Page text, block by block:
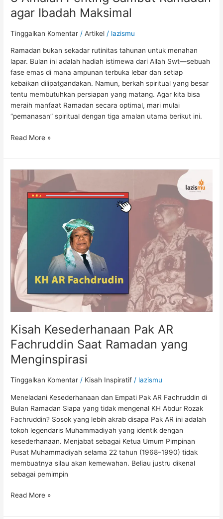
agar Ibadah Maksimal
Tinggalkan Komentar /Artikel / lazismu
Ramadan bukan sekadar rutinitas tahunan untuk menahan
lapar. Bulan ini adalah hadiah istimewa dari Allah Swt—sebuah
fase emas di mana ampunan terbuka lebar dan setiap
kebaikan dilipatgandakan. Namun, berkah spiritual yang besar
tentu membutuhkan persiapan yang matang. Agar kita bisa
meraih manfaat Ramadan secara optimal, mari mulai
“pemanasan” spiritual dengan tiga amalan utama berikut ini.
Read More »
Kisah Kesederhanaan Pak AR
Fachruddin Saat Ramadan yang
Menginspirasi
Tinggalkan Komentar / Kisah Inspiratif / lazismu
Meneladani Kesederhanaan dan Empati Pak AR Fachruddin di
Bulan Ramadan Siapa yang tidak mengenal KH Abdur Rozak
Fachruddin? Sosok yang lebih akrab disapa Pak AR ini adalah
tokoh legendaris Muhammadiyah yang identik dengan
kesederhanaan. Menjabat sebagai Ketua Umum Pimpinan
Pusat Muhammadiyah selama 22 tahun (1968–1990) tidak
membuatnya silau akan kemewahan. Beliau justru dikenal
sebagai pemimpin
Kesederhanaan
Fachruddin
Saat
Ramadan
yang
Menginspirasi
Read More »